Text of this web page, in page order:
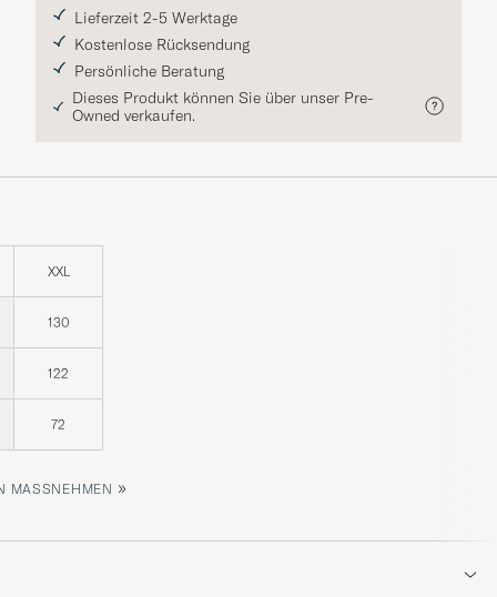
Lieferzeit 2-5 Werktage
Kostenlose Rücksendung
Persönliche Beratung
Dieses Produkt können Sie über unser Pre-
Owned verkaufen.
XXL
130
122
72
»